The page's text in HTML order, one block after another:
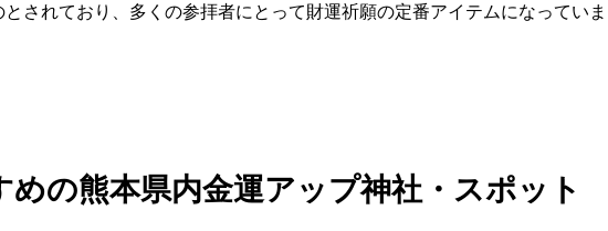
されており、多くの参拝者にとって財運祈願の定番アイテムになっていま
めの熊本県内金運アップ神社・スポット